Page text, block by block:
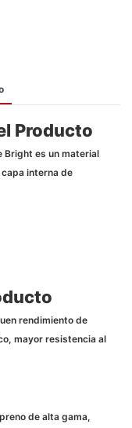
Producto
Bright es un material
interna de
rendimiento de
mayor resistencia al
de alta gama,